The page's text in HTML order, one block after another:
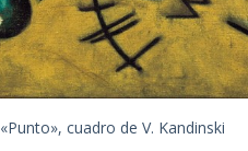
«Punto», cuadro de V. Kandinski